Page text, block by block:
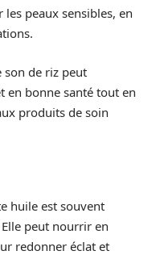
les peaux sensibles, en
son de riz peut
en bonne santé tout en
produits de soin
huile est souvent
peut nourrir en
redonner éclat et